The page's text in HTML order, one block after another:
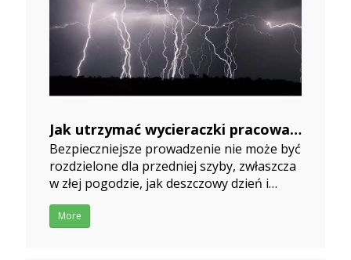
Jak utrzymać wycieraczki pracować
dobrze i życie dłużej?
2019-10-05
Bezpieczniejsze prowadzenie nie może być
rozdzielone dla przedniej szyby, zwłaszcza
w złej pogodzie, jak deszczowy dzień i
śnieżny dzień.Ale większość ludzi ignoruje
badanie wycieraczek, a ż napotka sytuację,
More